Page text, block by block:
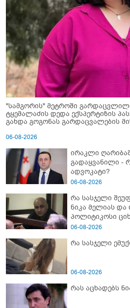
"სამგორის" მეტროში
ტყემალაძის დედა ექსპერტიზის
გახდა გოგონას გარდაცვალების
06-08-2026
ირაკლი
გადაყვანილი -
ადვოკატი?
06-08-2026
რა სასჯელი
ნიკა მელიას
პოლიტიკოსი
06-08-2026
რა სასჯელი
06-08-2026
რას აცხადებს